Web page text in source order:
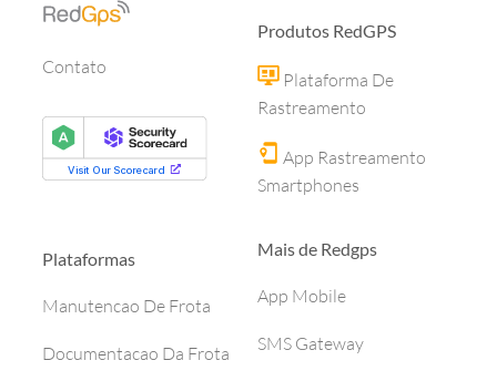
Contato
Plataformas
Manutencao De Frota
Documentacao Da Frota
Produtos RedGPS
Plataforma De
Rastreamento
App Rastreamento
Smartphones
Mais de Redgps
App Mobile
SMS Gateway